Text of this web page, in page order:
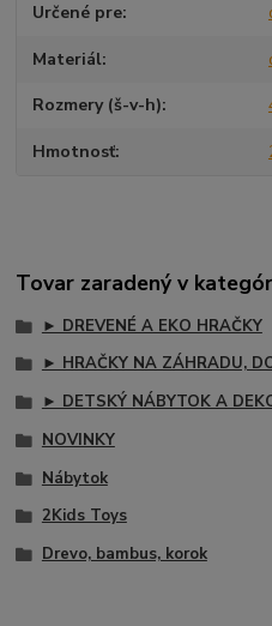
Určené pre
Materiál
Rozmery (š-v-h)
Hmotnosť
Tovar zaradený v
► DREVENÉ A EKO HRAČKY
► HRAČKY NA ZÁHRADU,
► DETSKÝ NÁBYTOK A
NOVINKY
Nábytok
2Kids Toys
Drevo, bambus, korok